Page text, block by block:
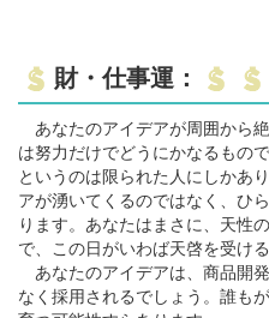
財・仕事運：
あなたのアイデアが周囲から
は努力だけでどうにかなるもの
というのは限られた人にしかあ
アが湧いてくるのではなく、ひ
ります。あなたはまさに、天性
で、この日がいわば天啓を受ける
あなたのアイデアは、商品開
なく採用されるでしょう。誰も